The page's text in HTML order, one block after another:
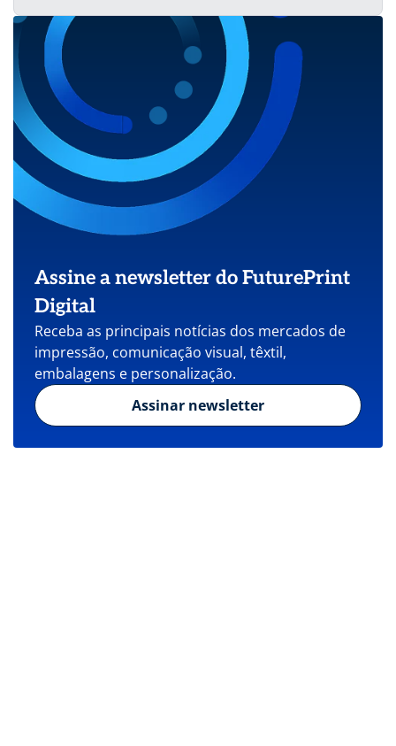
Assine a newsletter do FuturePrint
Digital
Receba as principais notícias dos mercados de
impressão, comunicação visual, têxtil,
embalagens e personalização.
Assinar newsletter